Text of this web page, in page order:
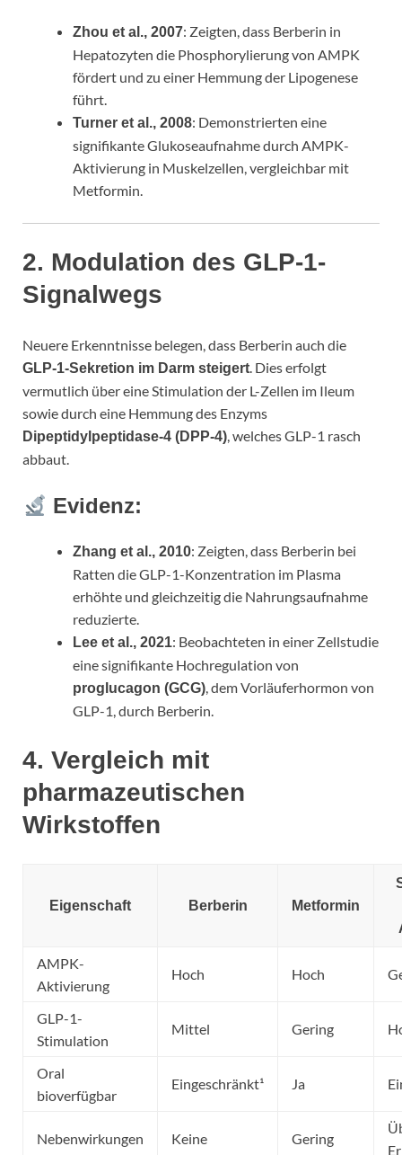
Zhou et al., 2007: Zeigten, dass Berberin in
Hepatozyten die Phosphorylierung von AMPK
fördert und zu einer Hemmung der Lipogenese
führt.
Turner et al., 2008: Demonstrierten eine
signifikante Glukoseaufnahme durch AMPK-
Aktivierung in Muskelzellen, vergleichbar mit
Metformin.
2. Modulation des GLP-1-
Signalwegs
Neuere Erkenntnisse belegen, dass Berberin auch die
GLP-1-Sekretion im Darm steigert. Dies erfolgt
vermutlich über eine Stimulation der L-Zellen im Ileum
sowie durch eine Hemmung des Enzyms
Dipeptidylpeptidase-4 (DPP-4), welches GLP-1 rasch
abbaut.
Evidenz:
Zhang et al., 2010: Zeigten, dass Berberin bei
Ratten die GLP-1-Konzentration im Plasma
erhöhte und gleichzeitig die Nahrungsaufnahme
reduzierte.
Lee et al., 2021: Beobachteten in einer Zellstudie
eine signifikante Hochregulation von
proglucagon (GCG), dem Vorläuferhormon von
GLP-1, durch Berberin.
4. Vergleich mit
pharmazeutischen
Wirkstoffen
Eigenschaft Berberin Metformin
AMPK-
Aktivierung
Hoch Hoch
GLP-1-
Stimulation
Mittel Gering
Oral
bioverfügbar
Eingeschränkt¹ Ja
Nebenwirkungen Keine Gering